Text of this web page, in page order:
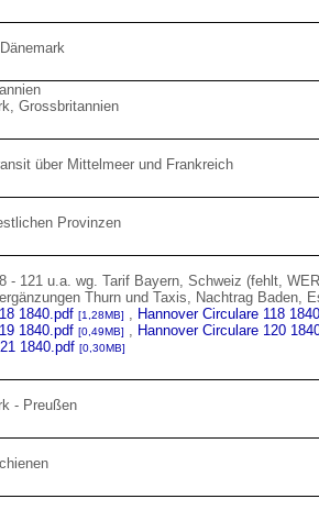
Grossbritannien
über Mittelmeer und Frankreich
Provinzen
- 121 u.a. wg. Tarif Bayern, Schweiz (fehlt,
Thurn und Taxis, Nachtrag Baden,
1840.pdf [1,28MB] , Hannover Circulare 118
1840.pdf [0,49MB] , Hannover Circulare 120
1840.pdf [0,30MB]
- Preußen